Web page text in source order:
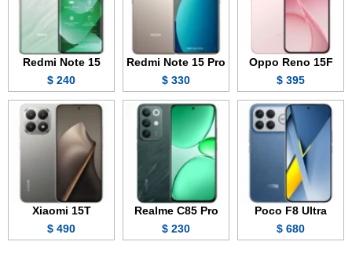
Oppo Reno 15F
395 $
Redmi Note 15 Pro
330 $
Redmi Note 15
240 $
Poco F8 Ultra
680 $
Realme C85 Pro
230 $
Xiaomi 15T
490 $